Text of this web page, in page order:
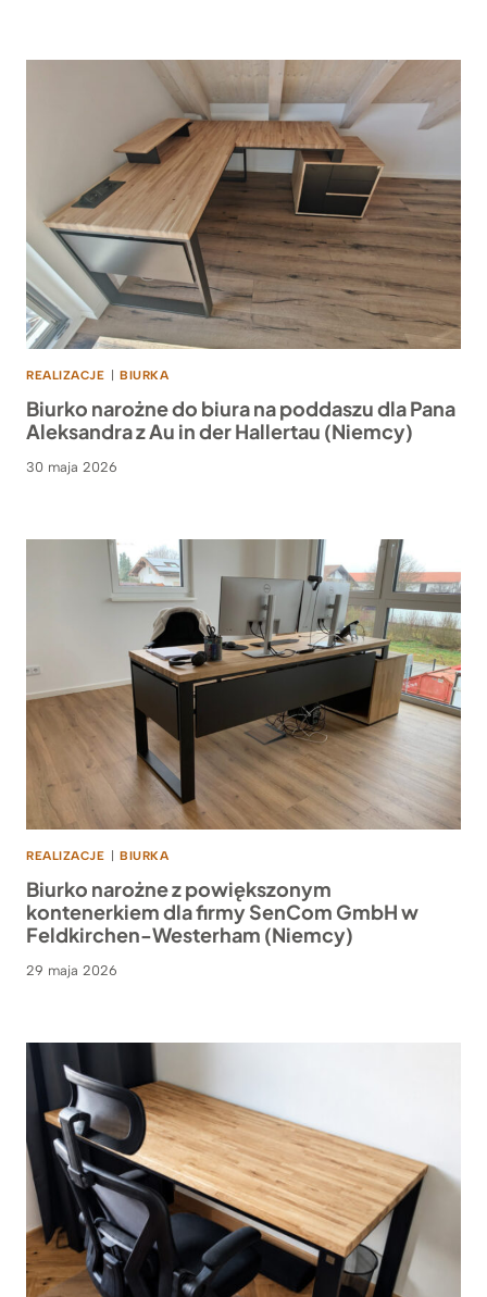
REALIZACJE BIURKA
Biurko narożne do biura na poddaszu dla Pana
Aleksandra z Au in der Hallertau (Niemcy)
30 maja 2026
REALIZACJE | BIURKA
Biurko narożne z powiększonym
kontenerkiem dla firmy SenCom GmbH w
Feldkirchen-Westerham (Niemcy)
29 maja 2026